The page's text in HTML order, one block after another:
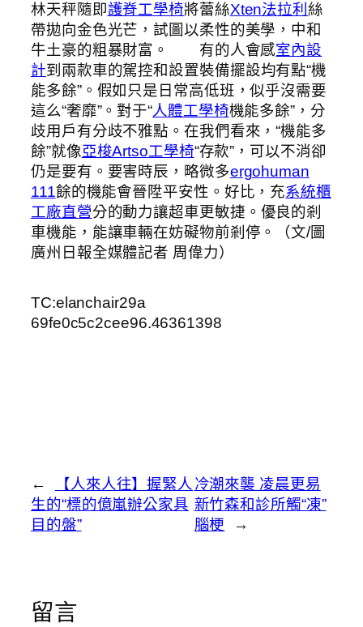
林天秤隨即護脊工學椅將蕾絲Xten法拉利絲
帶拋向金色光芒，試圖以柔性的美學，中和
牛土豪的粗暴財富。 有的人會感室內設
計到兩款車的駕控和設置裝備擺設均有點“機
能多餘”。假如只是日常高低班，似乎沒需要
這么“奢靡”。對于“人體工學椅機能多餘”，分
歧用戶有分歧不雅點。在我們看來，“機能多
餘”就像亞梭Artso工學椅“存款”，可以不消卻
仍是要有。要害時辰，略微多ergohuman
111餘的機能會晉陞平安性。好比，充系統櫃
工廠直營分的動力讓超車更敏捷。優良的剎
車機能，能讓車輛在妨礙物前剎停。（文/圖
廣州日報全媒體記者 周偉力）
TC:elanchair29a
69fe0c5c2cee96.46361398
←
【人來人往】握緊人
生的“標的億嵐辦公家具
目的盤”
冷潮來襲 凌晨更易
新竹森和診所觸“凍”
腦梗
→
留言